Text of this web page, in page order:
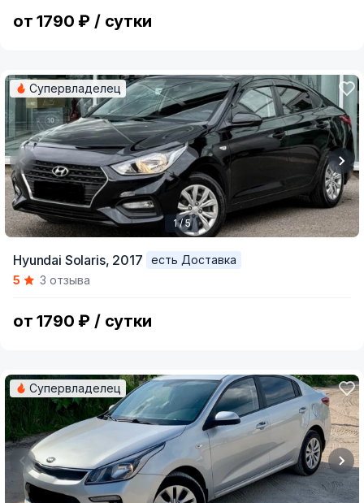
от 1790 ₽ / сутки
of
Супервладелец
1 / 5
Hyundai Solaris, 2017
есть Доставка
5
3 отзыва
от 1790 ₽ / сутки
Супервладелец